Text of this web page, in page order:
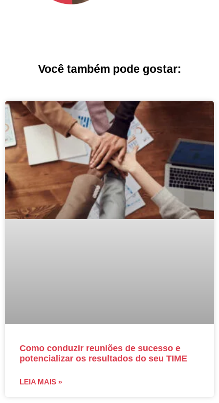
Você também pode gostar:
Como conduzir reuniões de sucesso e
potencializar os resultados do seu TIME
LEIA MAIS »